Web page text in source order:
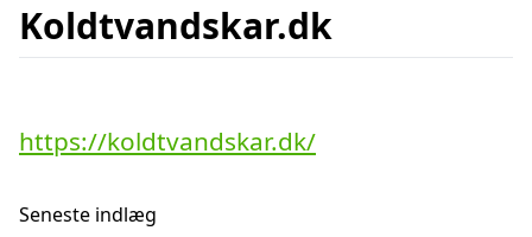
Koldtvandskar.dk
https://koldtvandskar.dk/
Seneste indlæg